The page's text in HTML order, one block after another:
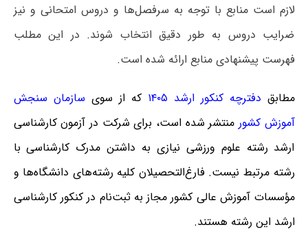
لازم است منابع با توجه به سرفصل‌ها و دروس امتحانی و نیز
ضرایب دروس به طور دقیق انتخاب شوند. در این مطلب
فهرست پیشنهادی منابع ارائه شده است.
مطابق دفترچه کنکور ارشد ۱۴۰۵ که از سوی سازمان سنجش
آموزش کشور منتشر شده است، برای شرکت در آزمون کارشناسی
ارشد رشته علوم ورزشی نیازی به داشتن مدرک کارشناسی با
رشته مرتبط نیست. فارغ‌‌التحصیلان کلیه رشته‌های دانشگاه‌ها و
مؤسسات آموزش عالی کشور مجاز به ثبت‌نام در کنکور کارشناسی
ارشد این رشته هستند.